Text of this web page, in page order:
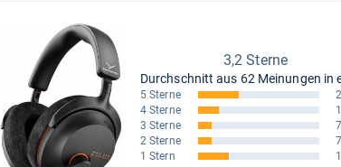
3,2 Sterne
Durchschnitt aus 62 Meinungen in
5 Sterne
4 Sterne
3 Sterne
7
2 Sterne
7
1 Stern